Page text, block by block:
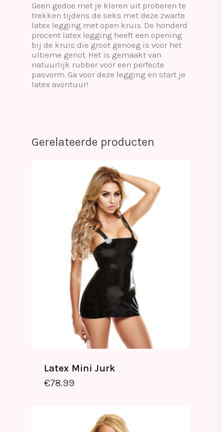
Geen gedoe met je kleren uit proberen te
trekken tijdens de seks met deze zwarte
latex legging met open kruis. De honderd
procent latex legging heeft een opening
bij de kruis die groot genoeg is voor het
ultieme genot. Het is gemaakt van
natuurlijk rubber voor een perfecte
pasvorm. Ga voor deze legging en start je
latex avontuur!
Gerelateerde producten
Latex Mini Jurk
€78.99